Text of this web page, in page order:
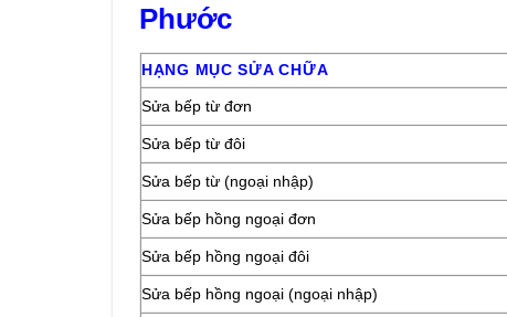
Phước
HẠNG MỤC SỬA CHỮA
Sửa bếp từ đơn
Sửa bếp từ đôi
Sửa bếp từ (ngoại nhập)
Sửa bếp hồng ngoại đơn
Sửa bếp hồng ngoại đôi
Sửa bếp hồng ngoại (ngoại nhập)